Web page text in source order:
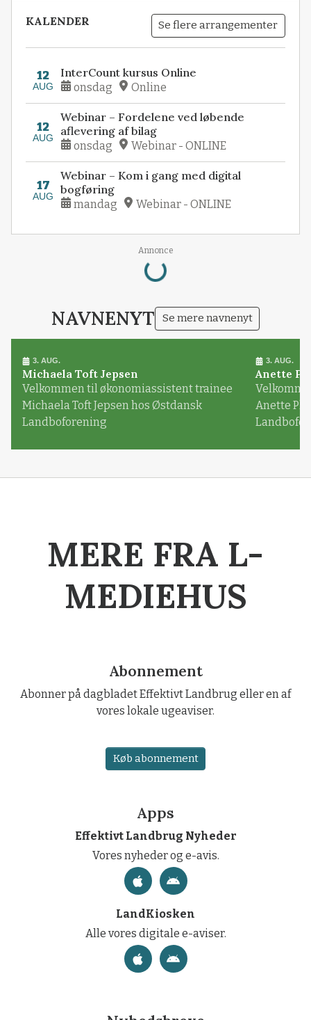
KALENDER Se flere arrangementer
12
AUG
InterCount kursus Online
onsdag Online
12
AUG
Webinar – Fordelene ved løbende
aflevering af bilag
onsdag Webinar - ONLINE
17
AUG
Webinar – Kom i gang med digital
bogføring
mandag Webinar - ONLINE
Annonce
Loading...
NAVNENYT Se mere navnenyt
3. AUG.
Michaela Toft Jepsen
Velkommen til økonomiassistent trainee
Michaela Toft Jepsen hos Østdansk
Landboforening
3. AUG.
Anette
Anette
MERE FRA L-
MEDIEHUS
Abonnement
Abonner på dagbladet Effektivt Landbrug eller en af
vores lokale ugeaviser.
Køb abonnement
Apps
Effektivt Landbrug Nyheder
Vores nyheder og e-avis.
LandKiosken
Alle vores digitale e-aviser.